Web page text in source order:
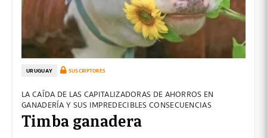
URUGUAY SUSCRIPTORES
LA CAÍDA DE LAS CAPITALIZADORAS DE AHORROS EN
GANADERÍA Y SUS IMPREDECIBLES CONSECUENCIAS
Timba ganadera